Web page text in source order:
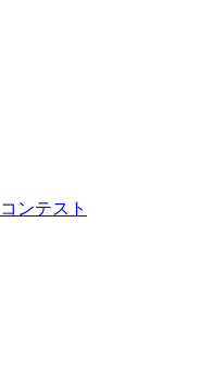
ンテスト